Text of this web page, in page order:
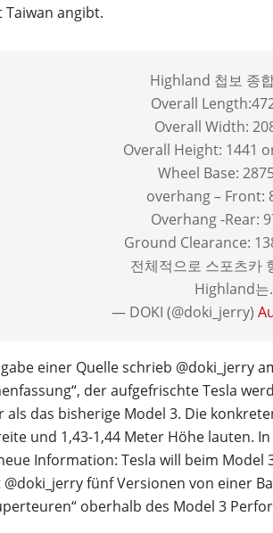
angibt.
Highland 첩보 종
Overall
Overall Width:
Overall Height: 1441
Wheel Base:
overhang – Front:
Overhang -Rear:
Ground Clearance:
전체적으로 스포츠카
Highland
— DOKI (@doki_jerry)
einer Quelle schrieb @doki_jerry
der aufgefrischte Tesla
als das bisherige Model 3. Die
und 1,43-1,44 Meter Höhe lauten.
Information: Tesla will beim Model
fünf Versionen von einer
oberhalb des Model 3